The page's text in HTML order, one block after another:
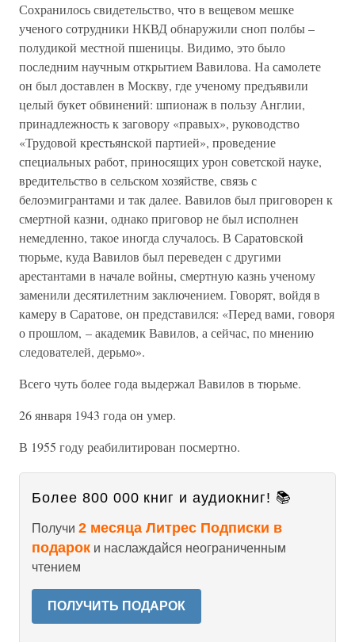
Сохранилось свидетельство, что в вещевом мешке
ученого сотрудники НКВД обнаружили сноп полбы –
полудикой местной пшеницы. Видимо, это было
последним научным открытием Вавилова. На самолете
он был доставлен в Москву, где ученому предъявили
целый букет обвинений: шпионаж в пользу Англии,
принадлежность к заговору «правых», руководство
«Трудовой крестьянской партией», проведение
специальных работ, приносящих урон советской науке,
вредительство в сельском хозяйстве, связь с
белоэмигрантами и так далее. Вавилов был приговорен к
смертной казни, однако приговор не был исполнен
немедленно, такое иногда случалось. В Саратовской
тюрьме, куда Вавилов был переведен с другими
арестантами в начале войны, смертную казнь ученому
заменили десятилетним заключением. Говорят, войдя в
камеру в Саратове, он представился: «Перед вами, говоря
о прошлом, – академик Вавилов, а сейчас, по мнению
следователей, дерьмо».
Всего чуть более года выдержал Вавилов в тюрьме.
26 января 1943 года он умер.
В 1955 году реабилитирован посмертно.
Более 800 000 книг и аудиокниг! 📚
Получи 2 месяца Литрес Подписки в
подарок и наслаждайся неограниченным
чтением
ПОЛУЧИТЬ ПОДАРОК